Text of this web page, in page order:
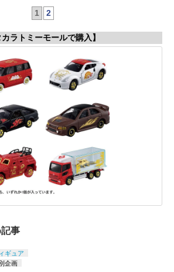
1 2
カラトミーモールで購入】
事
ギュア
企画